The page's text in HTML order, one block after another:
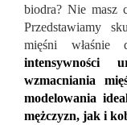
biodra? Nie masz
Przedstawiamy
mięśni właśnie
intensywności
wzmacniania
modelowania
mężczyzn, jak i